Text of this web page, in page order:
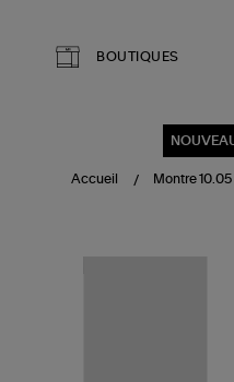
BOUTIQUES
Accueil Montre